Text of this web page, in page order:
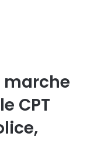
marche
CPT